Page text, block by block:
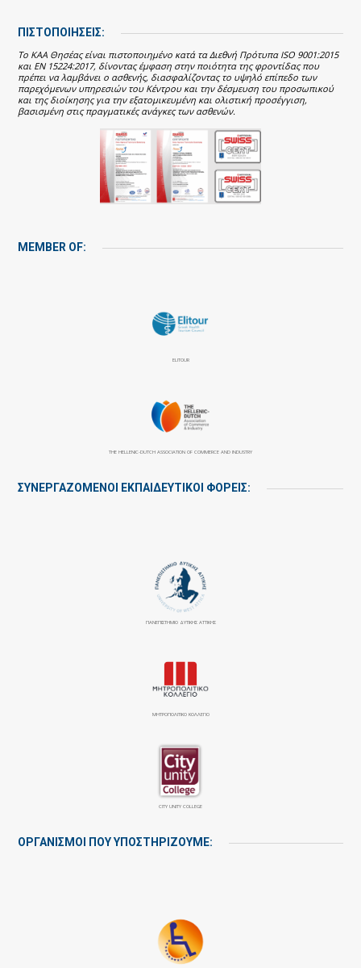
ΠΙΣΤΟΠΟΙΗΣΕΙΣ:
Το ΚΑΑ Θησέας είναι πιστοποιημένο κατά τα Διεθνή Πρότυπα ISO 9001:2015
και EN 15224:2017, δίνοντας έμφαση στην ποιότητα της φροντίδας που
πρέπει να λαμβάνει ο ασθενής, διασφαλίζοντας το υψηλό επίπεδο των
παρεχόμενων υπηρεσιών του Κέντρου και την δέσμευση του προσωπικού
και της διοίκησης για την εξατομικευμένη και ολιστική προσέγγιση,
βασισμένη στις πραγματικές ανάγκες των ασθενών.
MEMBER OF:
ELITOUR
THE HELLENIC-DUTCH ASSOCIATION OF COMMERCE AND INDUSTRY
ΣΥΝΕΡΓΑΖΌΜΕΝΟΙ ΕΚΠΑΙΔΕΥΤΙΚΟΊ ΦΟΡΕΊΣ:
ΠΑΝΕΠΙΣΤΉΜΙΟ ΔΥΤΙΚΉΣ ΑΤΤΙΚΉΣ
ΜΗΤΡΟΠΟΛΙΤΙΚΟ ΚΟΛΛΕΓΙΟ
CITY UNITY COLLEGE
ΟΡΓΑΝΙΣΜΟΙ ΠΟΥ ΥΠΟΣΤΗΡΙΖΟΥΜΕ: